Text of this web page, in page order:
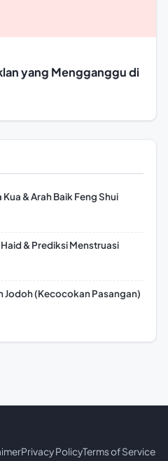
yang Mengganggu di
& Arah Baik Feng Shui
& Prediksi Menstruasi
Jodoh (Kecocokan Pasangan)
Privacy PolicyTerms of Service